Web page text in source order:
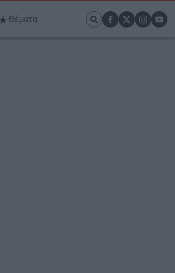
Θέματα